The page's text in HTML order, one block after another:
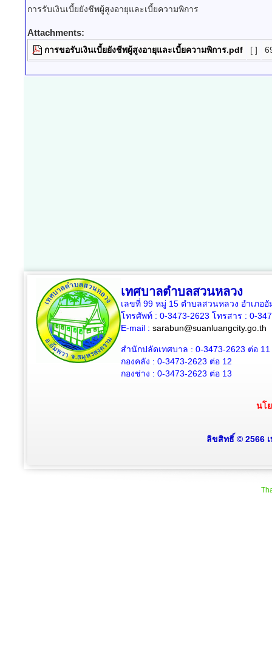
การรับเงินเบี้ยยังชีพผู้สูงอายุและเบี้ยความพิการ
Attachments:
การขอรับเงินเบี้ยยังชีพผู้สูงอายุและเบี้ยความพิการ.pdf [ ]
เทศบาลตำบลสวนหลวง
เลขที่ 99 หมู่ 15 ตำบลสวนหลวง อำเภอ
โทรศัพท์ : 0-3473-2623 โทรสาร : 0-
E-mail : sarabun@suanluangcity.go.th
สำนักปลัดเทศบาล : 0-3473-2623 ต่อ 11
กองคลัง : 0-3473-2623 ต่อ 12
กองช่าง : 0-3473-2623 ต่อ 13
นโ
ลิขสิทธิ์ © 2566